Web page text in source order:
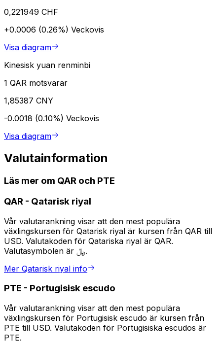
0,221949 CHF
+0.0006 (0.26%) Veckovis
Visa diagram
Kinesisk yuan renminbi
1 QAR motsvarar
1,85387 CNY
-0.0018 (0.10%) Veckovis
Visa diagram
Valutainformation
Läs mer om QAR och PTE
QAR - Qatarisk riyal
Vår valutarankning visar att den mest populära
växlingskursen för Qatarisk riyal är kursen från QAR till
USD. Valutakoden för Qatariska riyal är QAR.
Valutasymbolen är ﷼.
Mer Qatarisk riyal info
PTE - Portugisisk escudo
Vår valutarankning visar att den mest populära
växlingskursen för Portugisisk escudo är kursen från
PTE till USD. Valutakoden för Portugisiska escudos är
PTE.